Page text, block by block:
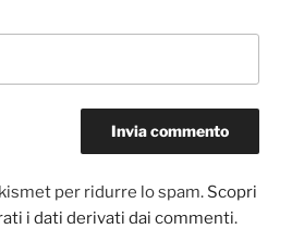
per ridurre lo spam. Scopri
i dati derivati dai commenti.